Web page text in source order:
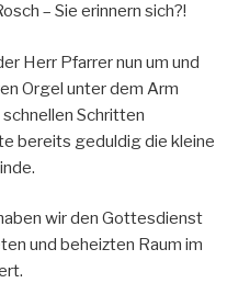
– Sie erinnern sich?!
Herr Pfarrer nun um und
Orgel unter dem Arm
Schritten
bereits geduldig die kleine
wir den Gottesdienst
und beheizten Raum im